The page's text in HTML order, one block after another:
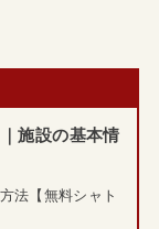
施設の基本情
法【無料シャト